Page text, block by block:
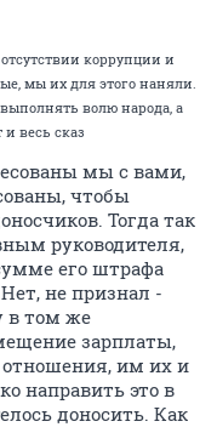
коррупции и
мы их для этого наняли.
волю народа, а
весь сказ
мы с вами,
чтобы
Тогда так
руководителя,
его штрафа
не признал -
в том же
зарплаты,
отношения, им их и
направить это в
доносить. Как